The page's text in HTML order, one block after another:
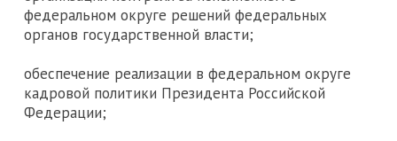
федеральном округе решений федеральных
органов государственной власти;
обеспечение реализации в федеральном округе
кадровой политики Президента Российской
Федерации;